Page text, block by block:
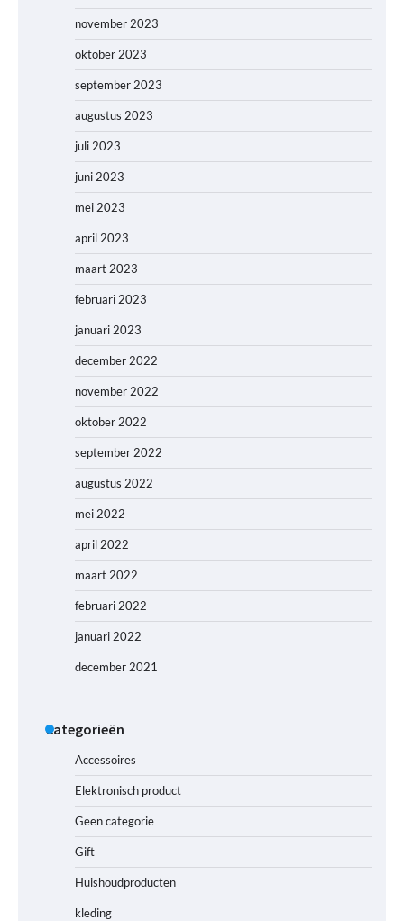
november 2023
oktober 2023
september 2023
augustus 2023
juli 2023
juni 2023
mei 2023
april 2023
maart 2023
februari 2023
januari 2023
december 2022
november 2022
oktober 2022
september 2022
augustus 2022
mei 2022
april 2022
maart 2022
februari 2022
januari 2022
december 2021
Categorieën
Accessoires
Elektronisch product
Geen categorie
Gift
Huishoudproducten
kleding